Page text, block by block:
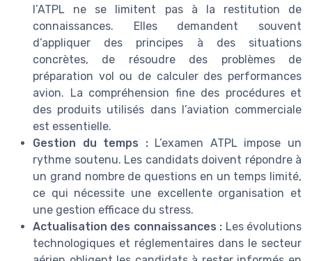
l’ATPL ne se limitent pas à la restitution de
connaissances. Elles demandent souvent
d’appliquer des principes à des situations
concrètes, de résoudre des problèmes de
préparation vol ou de calculer des performances
avion. La compréhension fine des procédures et
des produits utilisés dans l’aviation commerciale
est essentielle.
Gestion du temps :L’examen ATPL impose un
rythme soutenu. Les candidats doivent répondre à
un grand nombre de questions en un temps limité,
ce qui nécessite une excellente organisation et
une gestion efficace du stress.
Actualisation des connaissances : Les évolutions
technologiques et réglementaires dans le secteur